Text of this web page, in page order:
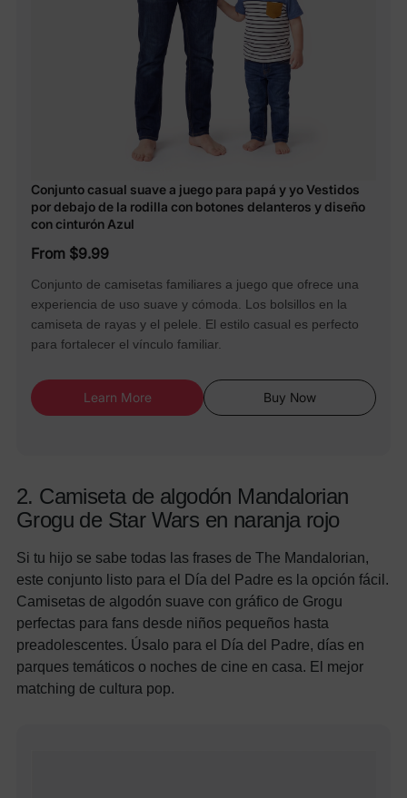
Conjunto casual suave a juego para papá y yo Vestidos
por debajo de la rodilla con botones delanteros y diseño
con cinturón Azul
From $9.99
Conjunto de camisetas familiares a juego que ofrece una
experiencia de uso suave y cómoda. Los bolsillos en la
camiseta de rayas y el pelele. El estilo casual es perfecto
para fortalecer el vínculo familiar.
Learn More Buy Now
2. Camiseta de algodón Mandalorian
Grogu de Star Wars en naranja rojo
Si tu hijo se sabe todas las frases de The Mandalorian,
este conjunto listo para el Día del Padre es la opción fácil.
Camisetas de algodón suave con gráfico de Grogu
perfectas para fans desde niños pequeños hasta
preadolescentes. Úsalo para el Día del Padre, días en
parques temáticos o noches de cine en casa. El mejor
matching de cultura pop.